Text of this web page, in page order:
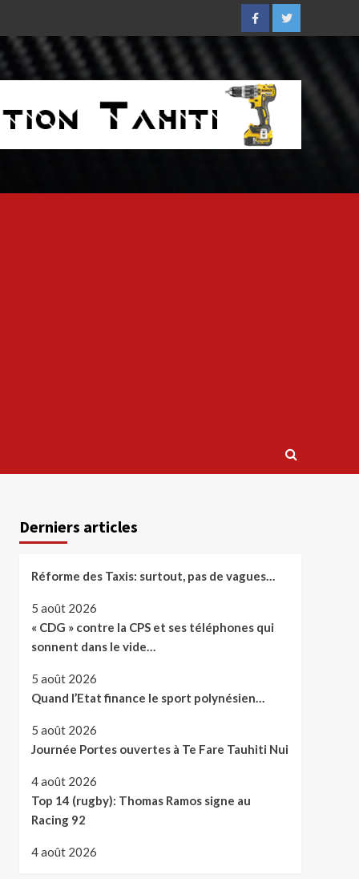
FacebookTwitter
Derniers articles
Réforme des Taxis: surtout, pas de vagues…
5 août 2026
« CDG » contre la CPS et ses téléphones qui
sonnent dans le vide…
5 août 2026
Quand l’Etat finance le sport polynésien…
5 août 2026
Journée Portes ouvertes à Te Fare Tauhiti Nui
4 août 2026
Top 14 (rugby): Thomas Ramos signe au
Racing 92
4 août 2026